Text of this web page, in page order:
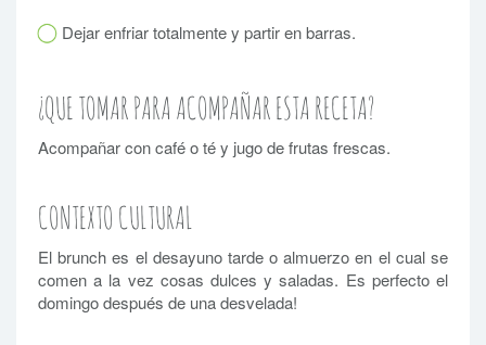
Dejar enfriar totalmente y partir en barras.
¿QUE TOMAR PARA ACOMPAÑAR ESTA RECETA?
Acompañar con café o té y jugo de frutas frescas.
CONTEXTO CULTURAL
El brunch es el desayuno tarde o almuerzo en el cual se
comen a la vez cosas dulces y saladas. Es perfecto el
domingo después de una desvelada!